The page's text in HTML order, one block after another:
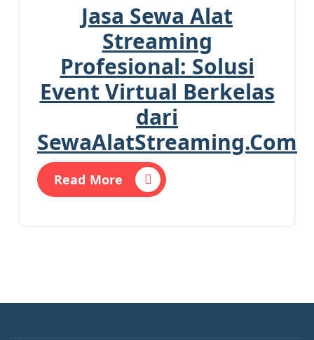
Jasa Sewa Alat
Streaming
Profesional: Solusi
Event Virtual Berkelas
dari
SewaAlatStreaming.Com
Read More